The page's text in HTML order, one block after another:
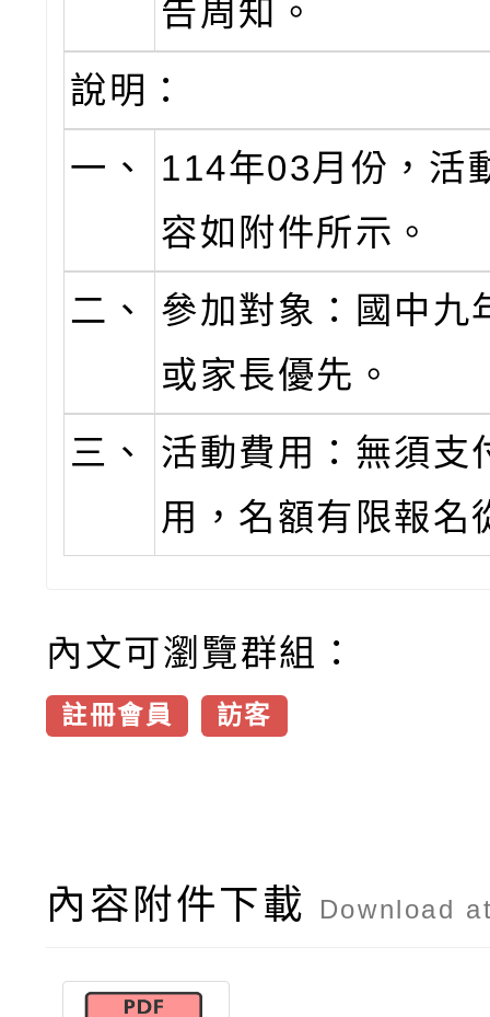
告周知。
說明：
一、
114年03月份，活
容如附件所示。
二、
參加對象：國中九
或家長優先。
三、
活動費用：無須支
用，名額有限報名
內文可瀏覽群組：
註冊會員 訪客
內容附件下載 Download